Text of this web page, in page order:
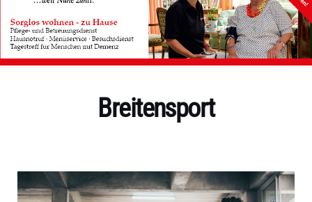
Breitensport